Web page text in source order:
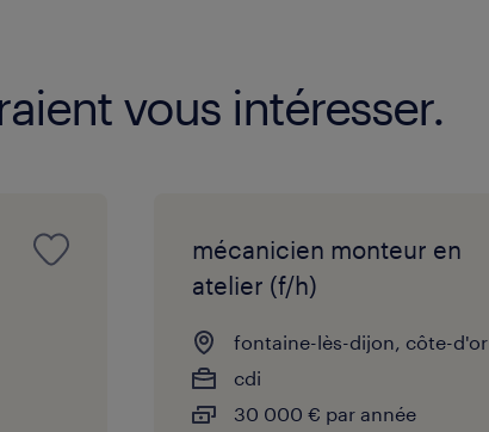
vous intéresser.
mécanicien monteur en
atelier (f/h)
fontaine-lès-dijon, côte-d'or
cdi
30 000 € par année